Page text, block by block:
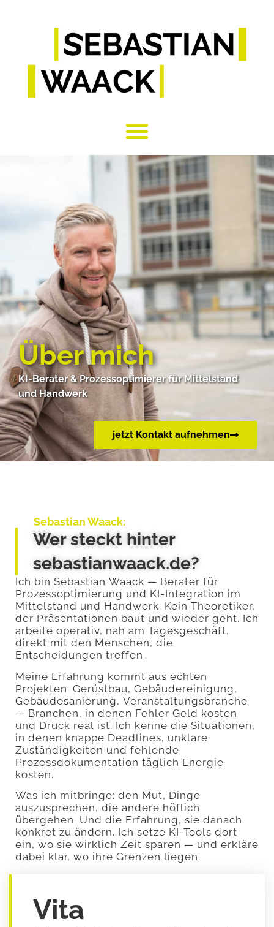
Über mich
KI-Berater & Prozessoptimierer für Mittelstand
und Handwerk
jetzt Kontakt aufnehmen
Sebastian Waack:
Wer steckt hinter
sebastianwaack.de?
Ich bin Sebastian Waack — Berater für
Prozessoptimierung und KI-Integration im
Mittelstand und Handwerk. Kein Theoretiker,
der Präsentationen baut und wieder geht. Ich
arbeite operativ, nah am Tagesgeschäft,
direkt mit den Menschen, die
Entscheidungen treffen.
Meine Erfahrung kommt aus echten
Projekten: Gerüstbau, Gebäudereinigung,
Gebäudesanierung, Veranstaltungsbranche
— Branchen, in denen Fehler Geld kosten
und Druck real ist. Ich kenne die Situationen,
in denen knappe Deadlines, unklare
Zuständigkeiten und fehlende
Prozessdokumentation täglich Energie
kosten.
Was ich mitbringe: den Mut, Dinge
auszusprechen, die andere höflich
übergehen. Und die Erfahrung, sie danach
konkret zu ändern. Ich setze KI-Tools dort
ein, wo sie wirklich Zeit sparen — und erkläre
dabei klar, wo ihre Grenzen liegen.
Vita